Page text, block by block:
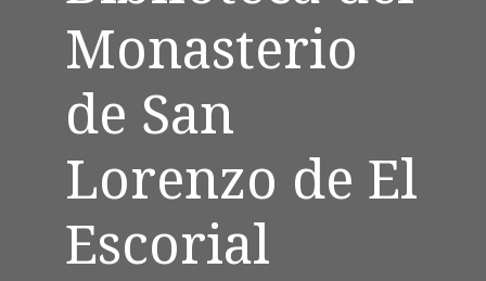
Monasterio
de San
Lorenzo de El
Escorial